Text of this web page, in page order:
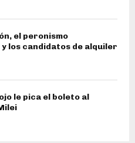
el peronismo
los candidatos de alquiler
le pica el boleto al